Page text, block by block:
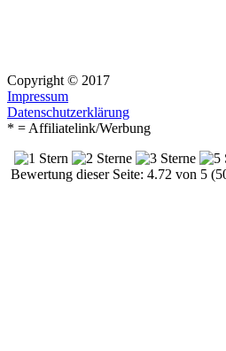
Copyright © 2017
Impressum
Datenschutzerklärung
* = Affiliatelink/Werbung
Bewertung dieser Seite: 4.72 von 5